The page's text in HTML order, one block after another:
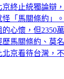
終止統獨論辯
「馬關條約」
心懷，但2350
馬關條約、莫
京看待台灣，